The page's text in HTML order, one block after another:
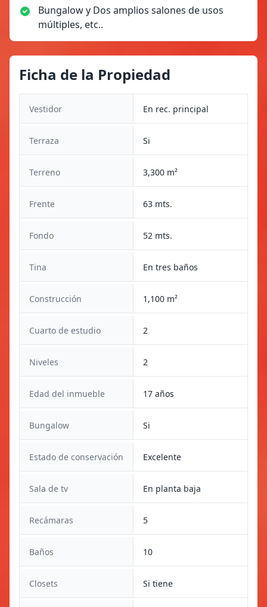
Bungalow y Dos amplios salones de usos
múltiples, etc..
Ficha de la Propiedad
Vestidor En rec. principal
Terraza Si
Terreno 3,300 m²
Frente 63 mts.
Fondo 52 mts.
Tina En tres baños
Construcción 1,100 m²
Cuarto de estudio 2
Niveles 2
Edad del inmueble 17 años
Bungalow Si
Estado de conservación Excelente
Sala de tv En planta baja
Recámaras 5
Baños 10
Closets Si tiene